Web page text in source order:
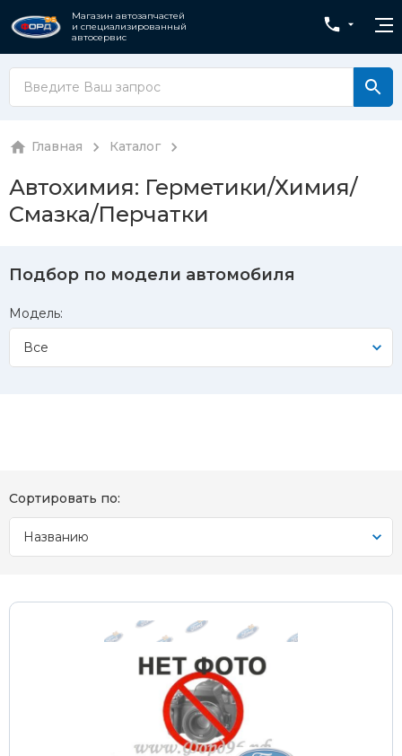
Магазин автозапчастей
и специализированный
автосервис
Главная Каталог
Автохимия: Герметики/Химия/
Смазка/Перчатки
Подбор по модели автомобиля
Модель:
Все
Сортировать по:
Названию